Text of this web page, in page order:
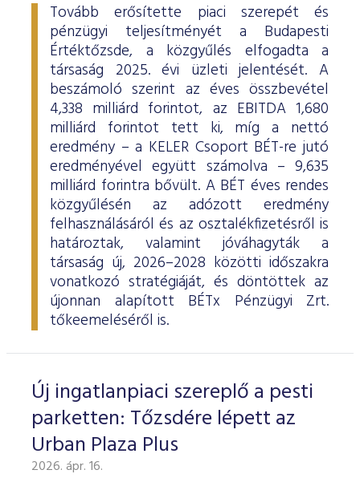
Tovább erősítette piaci szerepét és
pénzügyi teljesítményét a Budapesti
Értéktőzsde, a közgyűlés elfogadta a
társaság 2025. évi üzleti jelentését. A
beszámoló szerint az éves összbevétel
4,338 milliárd forintot, az EBITDA 1,680
milliárd forintot tett ki, míg a nettó
eredmény – a KELER Csoport BÉT-re jutó
eredményével együtt számolva – 9,635
milliárd forintra bővült. A BÉT éves rendes
közgyűlésén az adózott eredmény
felhasználásáról és az osztalékfizetésről is
határoztak, valamint jóváhagyták a
társaság új, 2026–2028 közötti időszakra
vonatkozó stratégiáját, és döntöttek az
újonnan alapított BÉTx Pénzügyi Zrt.
tőkeemeléséről is.
Új ingatlanpiaci szereplő a pesti
parketten: Tőzsdére lépett az
Urban Plaza Plus
2026. ápr. 16.